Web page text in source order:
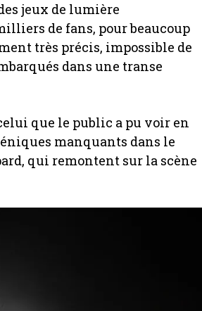
jeux de lumière
de fans, pour beaucoup
très précis, impossible de
dans une transe
que le public a pu voir en
manquants dans le
qui remontent sur la scène